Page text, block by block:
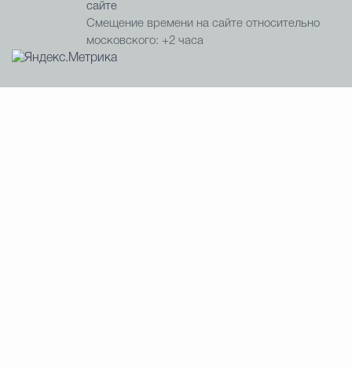
сайте
Смещение времени на сайте относительно
московского: +2 часа